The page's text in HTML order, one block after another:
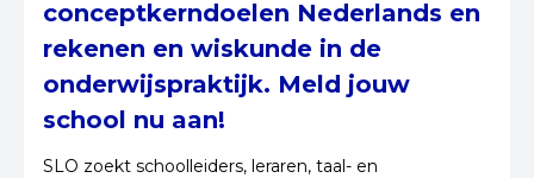
conceptkerndoelen Nederlands en
rekenen en wiskunde in de
onderwijspraktijk. Meld jouw
school nu aan!
SLO zoekt schoolleiders, leraren, taal- en